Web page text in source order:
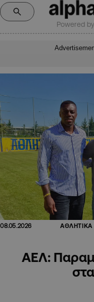
Powered
08.05.2026 ΑΘΛΗΤΙΚΑ
ΑΕΛ: